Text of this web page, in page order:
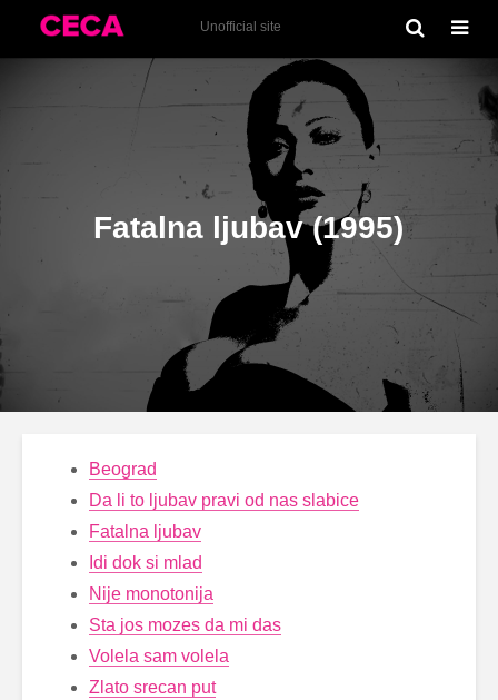
Unofficial site
Tekstovi
Fatalna ljubav (1995)
Beograd
Da li to ljubav pravi od nas slabice
Fatalna ljubav
Idi dok si mlad
Nije monotonija
Sta jos mozes da mi das
Volela sam volela
Zlato srecan put